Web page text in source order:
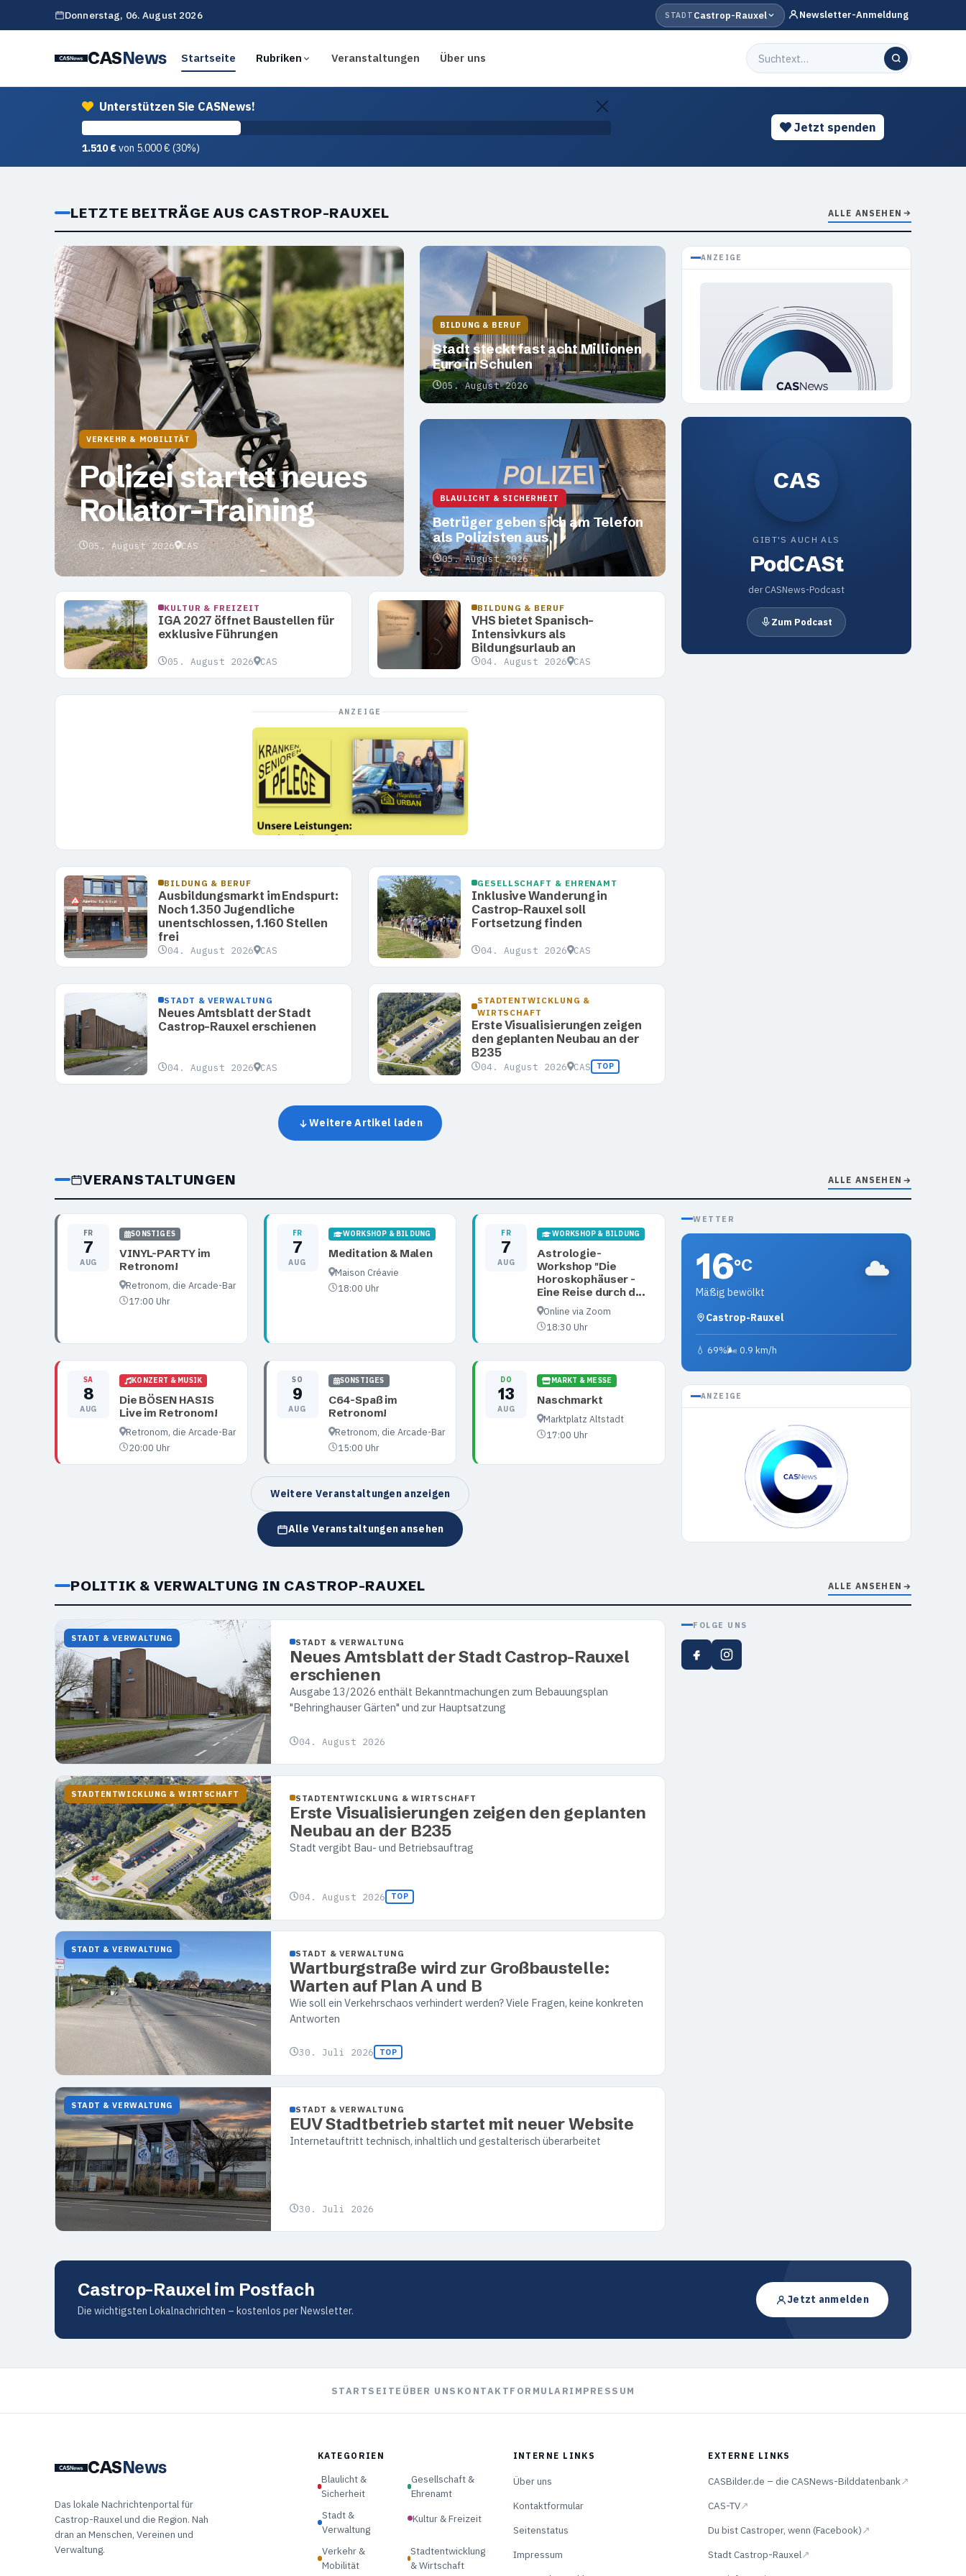
Donnerstag, 06. August 2026 STADT Castrop-Rauxel Newsletter-Anmeldung
CASNews Startseite Rubriken Veranstaltungen Über uns
Unterstützen Sie CASNews!
1.510 €von 5.000 € (30%)
Jetzt spenden
LETZTE BEITRÄGE AUS CASTROP-RAUXEL ALLE ANSEHEN
VERKEHR & MOBILITÄT
Polizei startet neues
Rollator-Training
05. August 2026 CAS
BILDUNG & BERUF
Stadt steckt fast acht Millionen
Euro in Schulen
05. August 2026
BLAULICHT & SICHERHEIT
Betrüger geben sich am Telefon
als Polizisten aus
05. August 2026
KULTUR & FREIZEIT
IGA 2027 öffnet Baustellen für
exklusive Führungen
05. August 2026 CAS
BILDUNG & BERUF
VHS bietet Spanisch-
Intensivkurs als
Bildungsurlaub an
04. August 2026 CAS
ANZEIGE
BILDUNG & BERUF
Ausbildungsmarkt im Endspurt:
Noch 1.350 Jugendliche
unentschlossen, 1.160 Stellen
frei
04. August 2026 CAS
GESELLSCHAFT & EHRENAMT
Inklusive Wanderung in
Castrop-Rauxel soll
Fortsetzung finden
04. August 2026 CAS
STADT & VERWALTUNG
Neues Amtsblatt der Stadt
Castrop-Rauxel erschienen
04. August 2026 CAS
STADTENTWICKLUNG &
WIRTSCHAFT
Erste Visualisierungen zeigen
den geplanten Neubau an der
B235
04. August 2026 CAS TOP
Weitere Artikel laden
ANZEIGE
CAS
GIBT'S AUCH ALS
PodCASt
der CASNews-Podcast
Zum Podcast
VERANSTALTUNGEN ALLE ANSEHEN
FR
7
AUG
SONSTIGES
VINYL-PARTY im
Retronom!
Retronom, die Arcade-Bar
17:00 Uhr
FR
7
AUG
WORKSHOP & BILDUNG
Meditation & Malen
Maison Créavie
18:00 Uhr
FR
7
AUG
WORKSHOP & BILDUNG
Astrologie-
Workshop "Die
Horoskophäuser -
Eine Reise durch d...
Online via Zoom
18:30 Uhr
SA
8
AUG
KONZERT & MUSIK
Die BÖSEN HASIS
Live im Retronom!
Retronom, die Arcade-Bar
20:00 Uhr
SO
9
AUG
SONSTIGES
C64-Spaß im
Retronom!
Retronom, die Arcade-Bar
15:00 Uhr
DO
13
AUG
MARKT & MESSE
Naschmarkt
Marktplatz Altstadt
17:00 Uhr
Weitere Veranstaltungen anzeigen
Alle Veranstaltungen ansehen
WETTER
16°C
Mäßig bewölkt
Castrop-Rauxel
💧 69%🌬 0.9 km/h
ANZEIGE
POLITIK & VERWALTUNG IN CASTROP-RAUXEL ALLE ANSEHEN
STADT & VERWALTUNG STADT & VERWALTUNG
Neues Amtsblatt der Stadt Castrop-Rauxel
erschienen
Ausgabe 13/2026 enthält Bekanntmachungen zum Bebauungsplan
"Behringhauser Gärten" und zur Hauptsatzung
04. August 2026
STADTENTWICKLUNG & WIRTSCHAFT STADTENTWICKLUNG & WIRTSCHAFT
Erste Visualisierungen zeigen den geplanten
Neubau an der B235
Stadt vergibt Bau- und Betriebsauftrag
04. August 2026 TOP
STADT & VERWALTUNG STADT & VERWALTUNG
Wartburgstraße wird zur Großbaustelle:
Warten auf Plan A und B
Wie soll ein Verkehrschaos verhindert werden? Viele Fragen, keine konkreten
Antworten
30. Juli 2026 TOP
STADT & VERWALTUNG STADT & VERWALTUNG
EUV Stadtbetrieb startet mit neuer Website
Internetauftritt technisch, inhaltlich und gestalterisch überarbeitet
30. Juli 2026
FOLGE UNS
Castrop-Rauxel im Postfach
Die wichtigsten Lokalnachrichten – kostenlos per Newsletter.
Jetzt anmelden
STARTSEITE ÜBER UNS KONTAKTFORMULARIMPRESSUM
CASNews
Das lokale Nachrichtenportal für
Castrop-Rauxel und die Region. Nah
dran an Menschen, Vereinen und
Verwaltung.
KATEGORIEN
Blaulicht &
Sicherheit
Gesellschaft &
Ehrenamt
Stadt &
Verwaltung
Kultur & Freizeit
Verkehr &
Mobilität
Stadtentwicklung
& Wirtschaft
INTERNE LINKS
Über uns
Kontaktformular
Seitenstatus
Impressum
EXTERNE LINKS
CASBilder.de – die CASNews-Bilddatenbank↗
CAS-TV↗
Du bist Castroper, wenn (Facebook)↗
Stadt Castrop-Rauxel↗